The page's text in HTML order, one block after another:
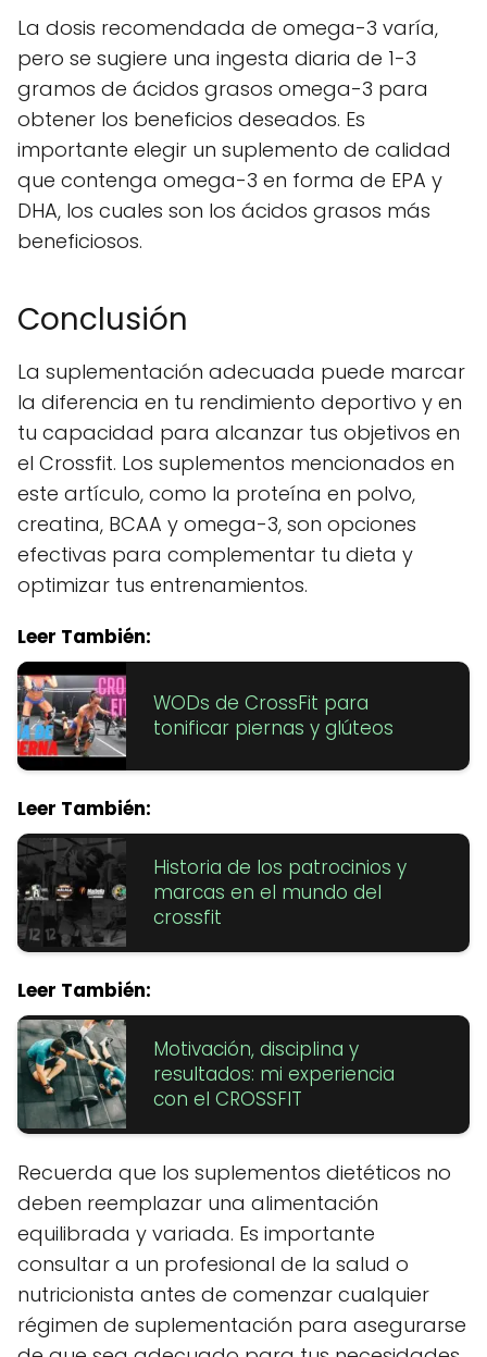
La dosis recomendada de omega-3 varía,
pero se sugiere una ingesta diaria de 1-3
gramos de ácidos grasos omega-3 para
obtener los beneficios deseados. Es
importante elegir un suplemento de calidad
que contenga omega-3 en forma de EPA y
DHA, los cuales son los ácidos grasos más
beneficiosos.
Conclusión
La suplementación adecuada puede marcar
la diferencia en tu rendimiento deportivo y en
tu capacidad para alcanzar tus objetivos en
el Crossfit. Los suplementos mencionados en
este artículo, como la proteína en polvo,
creatina, BCAA y omega-3, son opciones
efectivas para complementar tu dieta y
optimizar tus entrenamientos.
Leer También:
WODs de CrossFit para
tonificar piernas y glúteos
Leer También:
Historia de los patrocinios y
marcas en el mundo del
crossfit
Leer También:
Motivación, disciplina y
resultados: mi experiencia
con el CROSSFIT
Recuerda que los suplementos dietéticos no
deben reemplazar una alimentación
equilibrada y variada. Es importante
consultar a un profesional de la salud o
nutricionista antes de comenzar cualquier
régimen de suplementación para asegurarse